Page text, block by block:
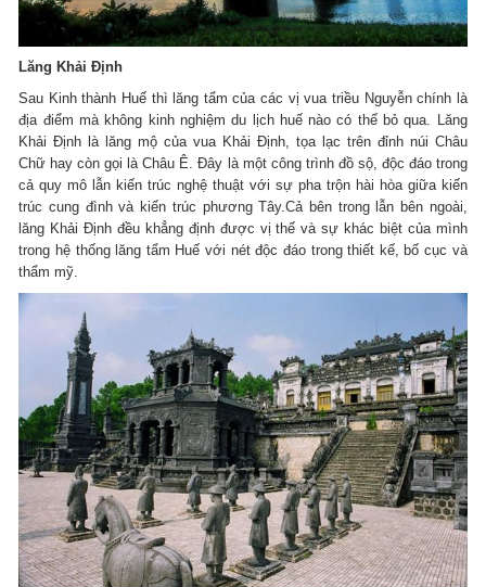
Lăng Khải Định
Sau Kinh thành Huế thì lăng tẩm của các vị vua triều Nguyễn chính là
địa điểm mà không kinh nghiệm du lịch huế nào có thể bỏ qua. Lăng
Khải Định là lăng mộ của vua Khải Định, tọa lạc trên đỉnh núi Châu
Chữ hay còn gọi là Châu Ê. Đây là một công trình đồ sộ, độc đáo trong
cả quy mô lẫn kiến trúc nghệ thuật với sự pha trộn hài hòa giữa kiến
trúc cung đình và kiến trúc phương Tây.Cả bên trong lẫn bên ngoài,
lăng Khải Định đều khẳng định được vị thế và sự khác biệt của mình
trong hệ thống lăng tẩm Huế với nét độc đáo trong thiết kế, bố cục và
thẩm mỹ.